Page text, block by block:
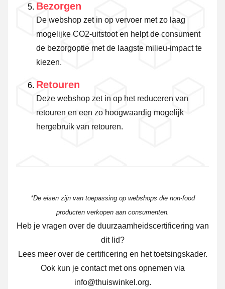
Bezorgen
De webshop zet in op vervoer met zo laag
mogelijke CO2-uitstoot en helpt de consument
de bezorgoptie met de laagste milieu-impact te
kiezen.
Retouren
Deze webshop zet in op het reduceren van
retouren en een zo hoogwaardig mogelijk
hergebruik van retouren.
*De eisen zijn van toepassing op webshops die non-food
producten verkopen aan consumenten.
Heb je vragen over de duurzaamheidscertificering van
dit lid?
Lees meer over de certificering en het toetsingskader.
Ook kun je contact met ons opnemen via
info@thuiswinkel.org.